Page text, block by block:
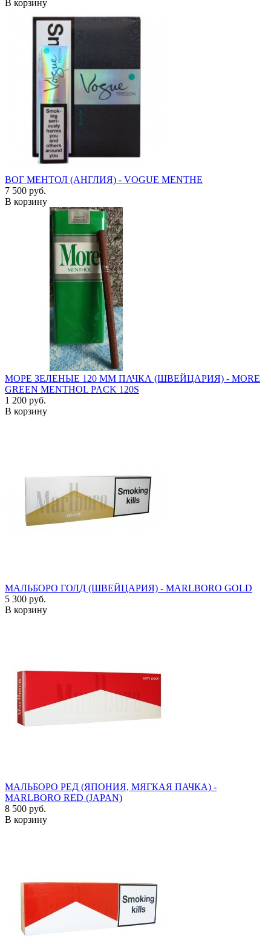
В корзину
ВОГ МЕНТОЛ (АНГЛИЯ) - VOGUE MENTHE
7 500 руб.
В корзину
МОРЕ ЗЕЛЕНЫЕ 120 ММ ПАЧКА (ШВЕЙЦАРИЯ) - MORE
GREEN MENTHOL PACK 120S
1 200 руб.
В корзину
МАЛЬБОРО ГОЛД (ШВЕЙЦАРИЯ) - MARLBORO GOLD
5 300 руб.
В корзину
МАЛЬБОРО РЕД (ЯПОНИЯ, МЯГКАЯ ПАЧКА) -
MARLBORO RED (JAPAN)
8 500 руб.
В корзину